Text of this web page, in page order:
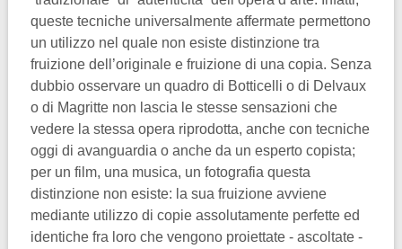
queste tecniche universalmente affermate permettono
un utilizzo nel quale non esiste distinzione tra
fruizione dell’originale e fruizione di una copia. Senza
dubbio osservare un quadro di Botticelli o di Delvaux
o di Magritte non lascia le stesse sensazioni che
vedere la stessa opera riprodotta, anche con tecniche
oggi di avanguardia o anche da un esperto copista;
per un film, una musica, un fotografia questa
distinzione non esiste: la sua fruizione avviene
mediante utilizzo di copie assolutamente perfette ed
identiche fra loro che vengono proiettate - ascoltate -